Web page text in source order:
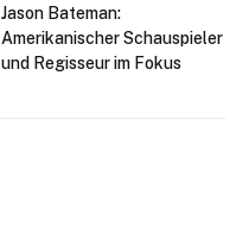
Jason Bateman:
Amerikanischer Schauspieler
und Regisseur im Fokus